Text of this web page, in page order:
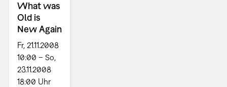
What was
Old is
New Again
Fr, 21.11.2008
10:00 – So,
23.11.2008
18:00 Uhr